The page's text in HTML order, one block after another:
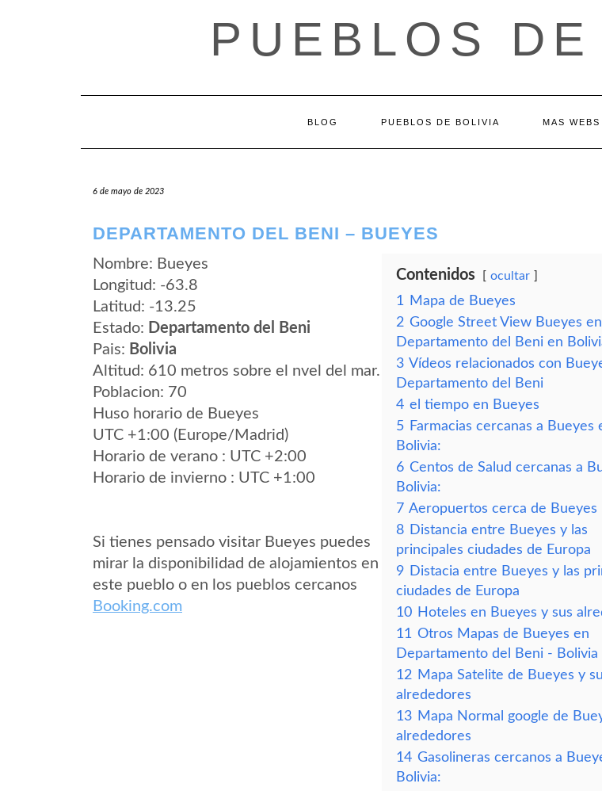
PUEBLOS
BLOG PUEBLOS DE BOLIVIA MAS WEBS
6 de mayo de 2023
DEPARTAMENTO DEL BENI – BUEYES
Nombre: Bueyes
Longitud: -63.8
Latitud: -13.25
Estado: Departamento del Beni
Pais: Bolivia
Altitud: 610 metros sobre el nvel del mar.
Poblacion: 70
Huso horario de Bueyes
UTC +1:00 (Europe/Madrid)
Horario de verano : UTC +2:00
Horario de invierno : UTC +1:00
Si tienes pensado visitar Bueyes puedes
mirar la disponibilidad de alojamientos en
este pueblo o en los pueblos cercanos
Booking.com
Contenidos ocultar
1
Mapa de Bueyes
2 Google Street View Bueyes en
Departamento del Beni en
3 Vídeos relacionados con
Departamento del Beni
4 el tiempo en Bueyes
5 Farmacias cercanas a Bueyes
Bolivia:
6 Centos de Salud cercanas a
Bolivia:
7 Aeropuertos cerca de Bueyes
8 Distancia entre Bueyes y las
principales ciudades de Europa
9 Distacia entre Bueyes y las
ciudades de Europa
10 Hoteles en Bueyes y sus
11 Otros Mapas de Bueyes en
Departamento del Beni - Bolivia
12 Mapa Satelite de Bueyes y
alrededores
13 Mapa Normal google de
alrededores
14 Gasolineras cercanos a
Bolivia: